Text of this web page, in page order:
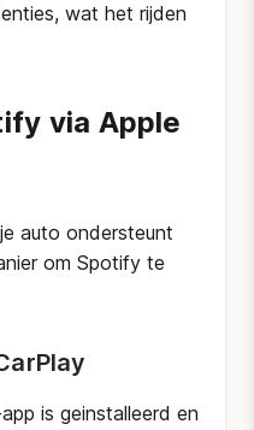
wat het rijden
via Apple
auto ondersteunt
om Spotify te
is geinstalleerd en